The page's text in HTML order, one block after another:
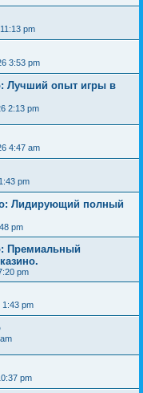
pm
3:53 pm
Лучший опыт игры в
2:13 pm
4:47 am
pm
Лидирующий полный
pm
Премиальный
pm
1:43 pm
pm